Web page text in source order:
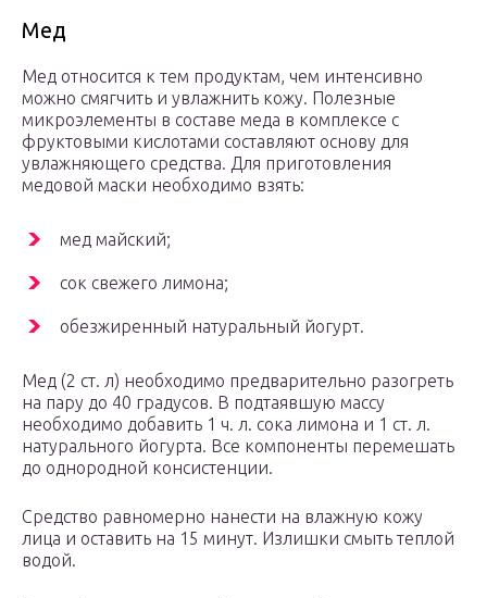
Мед
Мед относится к тем продуктам, чем интенсивно
можно смягчить и увлажнить кожу. Полезные
микроэлементы в составе меда в комплексе с
фруктовыми кислотами составляют основу для
увлажняющего средства. Для приготовления
медовой маски необходимо взять:
мед майский;
сок свежего лимона;
обезжиренный натуральный йогурт.
Мед (2 ст. л) необходимо предварительно разогреть
на пару до 40 градусов. В подтаявшую массу
необходимо добавить 1 ч. л. сока лимона и 1 ст. л.
натурального йогурта. Все компоненты перемешать
до однородной консистенции.
Средство равномерно нанести на влажную кожу
лица и оставить на 15 минут. Излишки смыть теплой
водой.